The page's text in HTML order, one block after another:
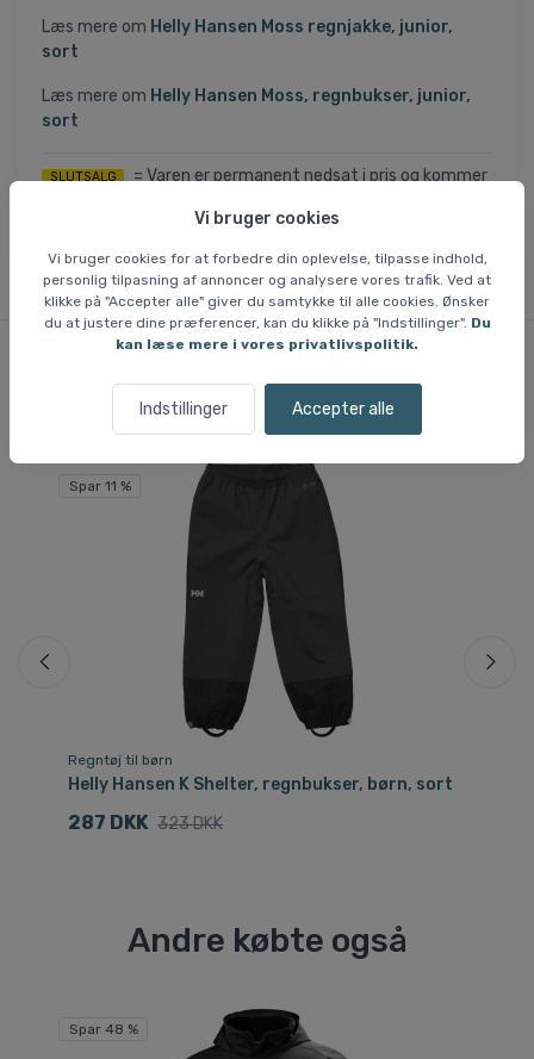
Vi bruger cookies
Vi bruger cookies for at forbedre din oplevelse, tilpasse indhold,
personlig tilpasning af annoncer og analysere vores trafik. Ved at
klikke på "Accepter alle" giver du samtykke til alle cookies. Ønsker
du at justere dine præferencer, kan du klikke på "Indstillinger". Du
kan læse mere i vores privatlivspolitik.
Indstillinger Accepter alle
Læs mere om Helly Hansen Moss regnjakke, junior,
sort
Læs mere om Helly Hansen Moss, regnbukser, junior,
sort
SLUTSALG
= Varen er permanent nedsat i pris og kommer
størrelser kan ikke skaffes.
Lignende varer
Spar 11 %
Regntøj til børn
Helly Hansen K Shelter, regnbukser, børn, sort
287 DKK 323 DKK
Andre købte også
Spar 48 %